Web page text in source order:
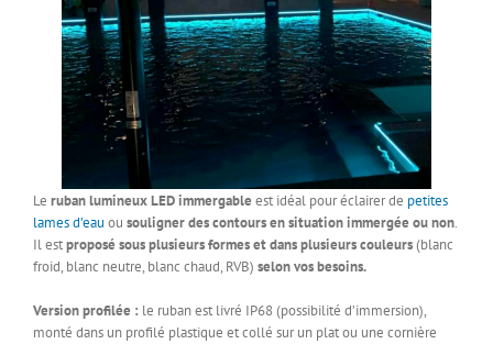
Le ruban lumineux LED immergable est idéal pour éclairer de petites
lames d’eau ou souligner des contours en situation immergée ou non.
Il estproposé sous plusieurs formes et dans plusieurs couleurs(blanc
froid, blanc neutre, blanc chaud, RVB) selon vos besoins.
Version profilée : le ruban est livré IP68 (possibilité d’immersion),
monté dans un profilé plastique et collé sur un plat ou une cornière